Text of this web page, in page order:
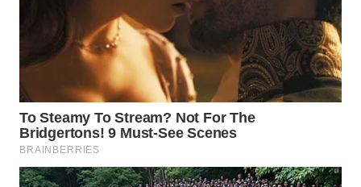
WN
NATUNA
BINTAN
WN
MANDALIKA